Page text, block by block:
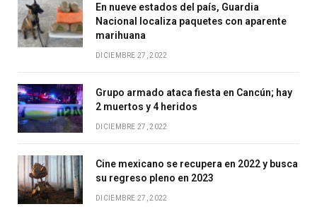
En nueve estados del país, Guardia
Nacional localiza paquetes con aparente
marihuana
DICIEMBRE 27, 2022
Grupo armado ataca fiesta en Cancún; hay
2 muertos y 4 heridos
DICIEMBRE 27, 2022
Cine mexicano se recupera en 2022 y busca
su regreso pleno en 2023
DICIEMBRE 27, 2022